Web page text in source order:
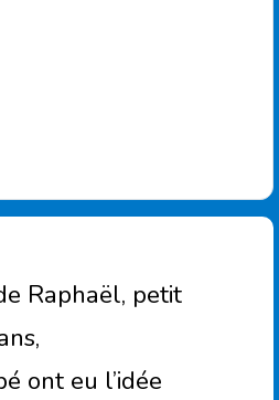
Raphaël, petit
ont eu l’idée